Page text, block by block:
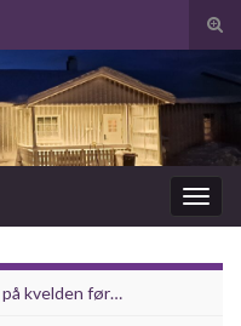
Slå
av/
Slåu
av/på
kvelden før…